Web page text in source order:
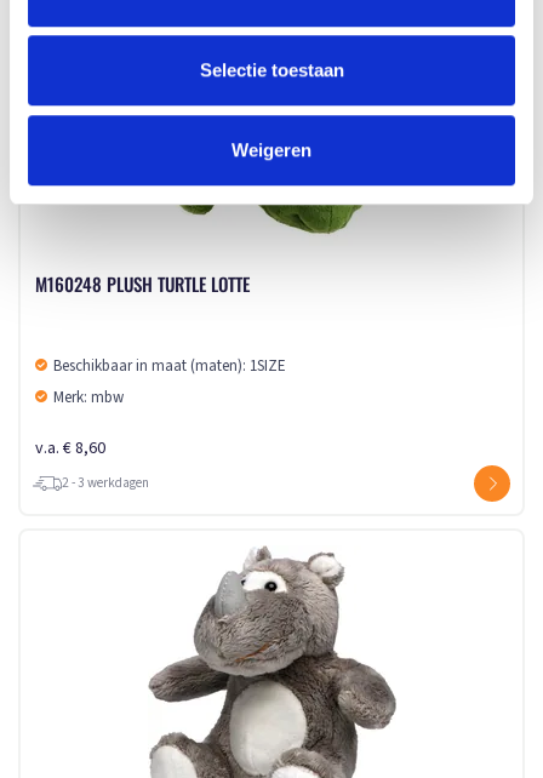
Selectie toestaan
Weigeren
M160248 PLUSH TURTLE LOTTE
Beschikbaar in maat (maten): 1SIZE
Merk: mbw
v.a. € 8,60
2 - 3 werkdagen